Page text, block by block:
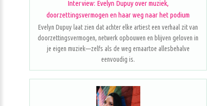
Interview: Evelyn Dupuy over muziek,
doorzettingsvermogen en haar weg naar het podium
Evelyn Dupuy laat zien dat achter elke artiest een verhaal zit van
doorzettingsvermogen, netwerk opbouwen en blijven geloven in
je eigen muziek—zelfs als de weg ernaartoe allesbehalve
eenvoudig is.